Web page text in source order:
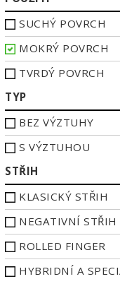
STŘIH
KLASICKÝ STŘIH
NEGATIVNÍ STŘIH
ROLLED FINGER
HYBRIDNÍ A
SUCHÝ POVRCH
MOKRÝ POVRCH
TVRDÝ POVRCH
TYP
BEZ VÝZTUHY
S VÝZTUHOU